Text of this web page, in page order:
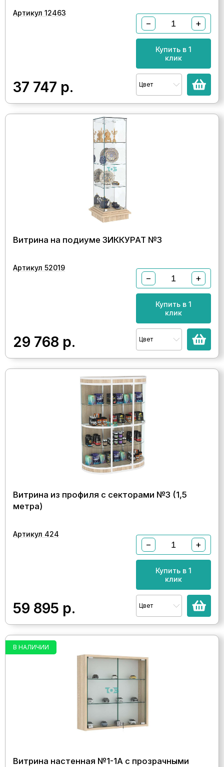
Артикул 12463
37 747 р.
− +
Купить в 1
клик
Цвет
Витрина на подиуме ЗИККУРАТ №3
Артикул 52019
29 768 р.
− +
Купить в 1
клик
Цвет
Витрина из профиля с секторами №3 (1,5
метра)
Артикул 424
59 895 р.
− +
Купить в 1
клик
Цвет
В НАЛИЧИИ
Витрина настенная №1-1А с прозрачными